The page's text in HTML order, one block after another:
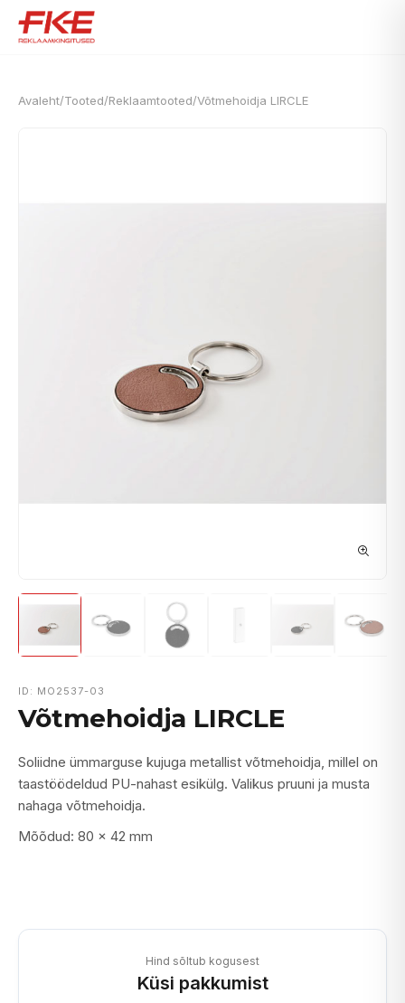
Avaleht/Tooted/Reklaamtooted/Võtmehoidja LIRCLE
ID: MO2537-03
Võtmehoidja LIRCLE
Soliidne ümmarguse kujuga metallist võtmehoidja, millel on
taastöödeldud PU-nahast esikülg. Valikus pruuni ja musta
nahaga võtmehoidja.
Mõõdud: 80 x 42 mm
Hind sõltub kogusest
Küsi pakkumist